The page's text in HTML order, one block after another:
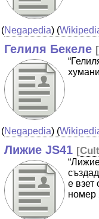
(Negapedia) (
Гелиля Бекеле [
(Negapedia) (
Лижие JS41 [
е
номер